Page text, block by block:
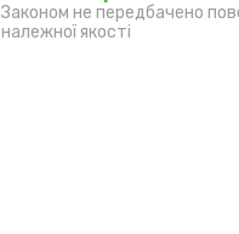
Законом не передбачено
належної якості